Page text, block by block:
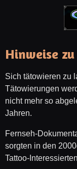
Hinweise
Sich tätowieren zu
Tätowierungen
nicht mehr so
Jahren.
Fernseh-
sorgten in den
Tattoo-